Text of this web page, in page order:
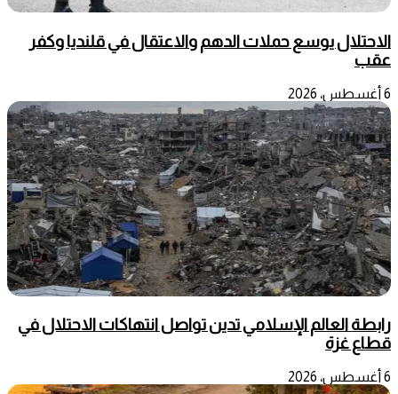
الاحتلال يوسع حملات الدهم والاعتقال في قلنديا وكفر
عقب
6 أغسطس، 2026
رابطة العالم الإسلامي تدين تواصل انتهاكات الاحتلال في
قطاع غزة
6 أغسطس، 2026